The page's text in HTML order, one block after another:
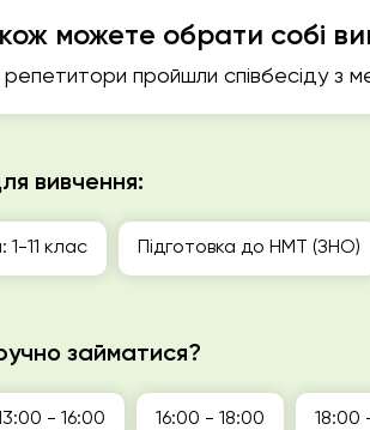
можете обрати собі
репетитори пройшли співбесіду з
вивчення:
1-11 клас Підготовка до НМТ (ЗНО)
займатися?
- 16:00 16:00 - 18:00 18:00